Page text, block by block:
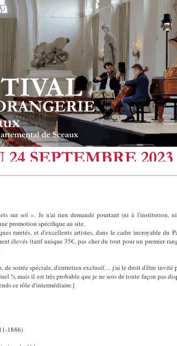
sur sol ». Je n'ai rien demandé pourtant (ni à l'institution,
promotion spécifique au site.
raretés, et d'excellents artistes, dans le cadre incroyable du
élevés (tarif unique 35€, pas cher du tout pour un premier
de soirée spéciale, d'entretien exclusif… j'ai le droit d'être invité
!), mais il est très probable que je ne sois de toute façon pas
ce rôle d'intermédiaire.]
1886)